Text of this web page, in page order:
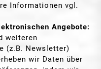
Informationen vgl.
Angebote:
weiteren
(z.B. Newsletter)
wir Daten über